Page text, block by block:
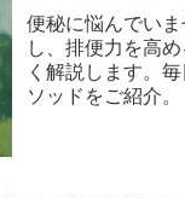
便秘に悩んでい
し、排便力を高
く解説します。
ソッドをご紹介。